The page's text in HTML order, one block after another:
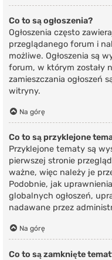
Co to są ogłoszenia?
Ogłoszenia często
przeglądanego forum i
możliwe. Ogłoszenia są
forum, w którym zostały
zamieszczania ogłoszeń
witryny.
Na górę
Co to są przyklejone
Przyklejone tematy są
pierwszej stronie
ważne, więc należy je
Podobnie, jak
globalnych ogłoszeń,
nadawane przez
Na górę
Co to są zamknięte